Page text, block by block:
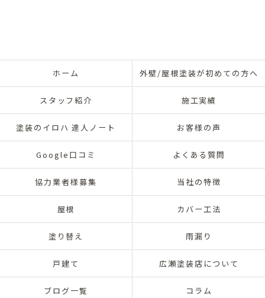
ホーム 外壁/屋根塗装が初めての方へ
スタッフ紹介 施工実績
塗装のイロハ 達人ノート お客様の声
Google口コミ よくある質問
協力業者様募集 当社の特徴
屋根 カバー工法
塗り替え 雨漏り
戸建て 広瀬塗装店について
ブログ一覧 コラム